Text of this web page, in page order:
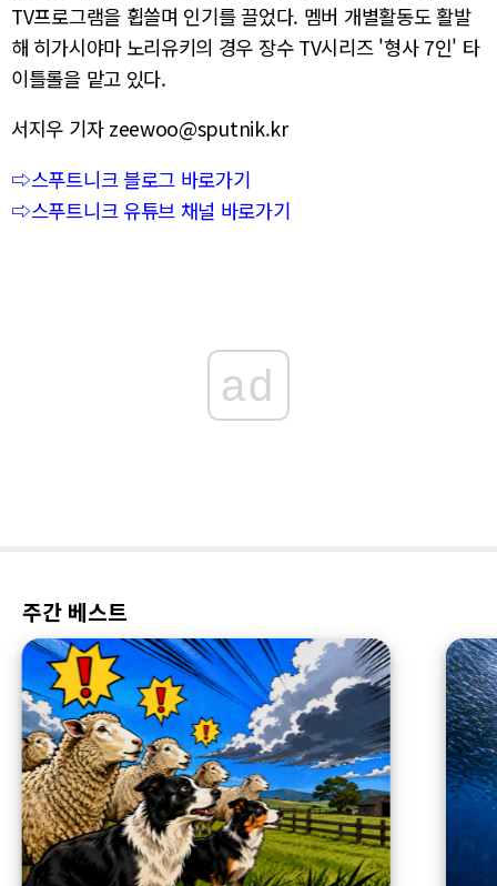
TV프로그램을 휩쓸며 인기를 끌었다. 멤버 개별활동도 활발
해 히가시야마 노리유키의 경우 장수 TV시리즈 '형사 7인' 타
이틀롤을 맡고 있다.
서지우 기자 zeewoo@sputnik.kr
⇨스푸트니크 블로그 바로가기
⇨스푸트니크 유튜브 채널 바로가기
ad
주간 베스트